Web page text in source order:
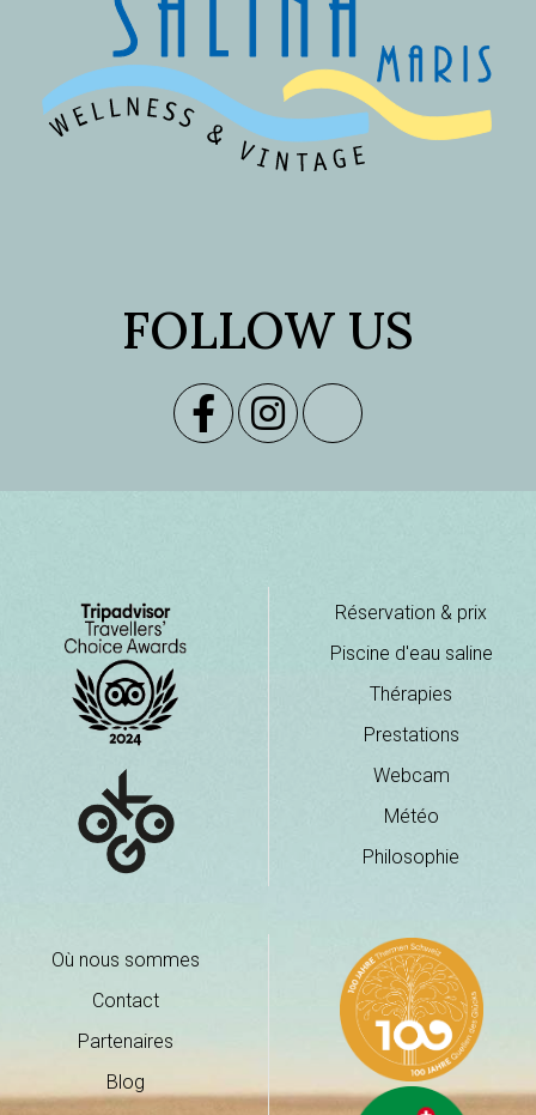
FOLLOW US
Réservation & prix
Piscine d'eau saline
Thérapies
Prestations
Webcam
Météo
Philosophie
Où nous sommes
Contact
Partenaires
Blog